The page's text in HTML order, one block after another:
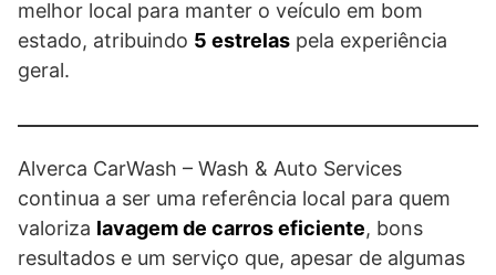
melhor local para manter o veículo em bom
estado, atribuindo 5 estrelas pela experiência
geral.
Alverca CarWash – Wash & Auto Services
continua a ser uma referência local para quem
valoriza lavagem de carros eficiente, bons
resultados e um serviço que, apesar de algumas